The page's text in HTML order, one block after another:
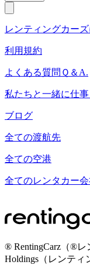
レンティングカー
利用規約
よくある質問Ｑ＆A.
私たちと一緒に仕
ブログ
全ての渡航先
全ての空港
全てのレンタカー会
® RentingCarz（®レ
Holdings（レンテ